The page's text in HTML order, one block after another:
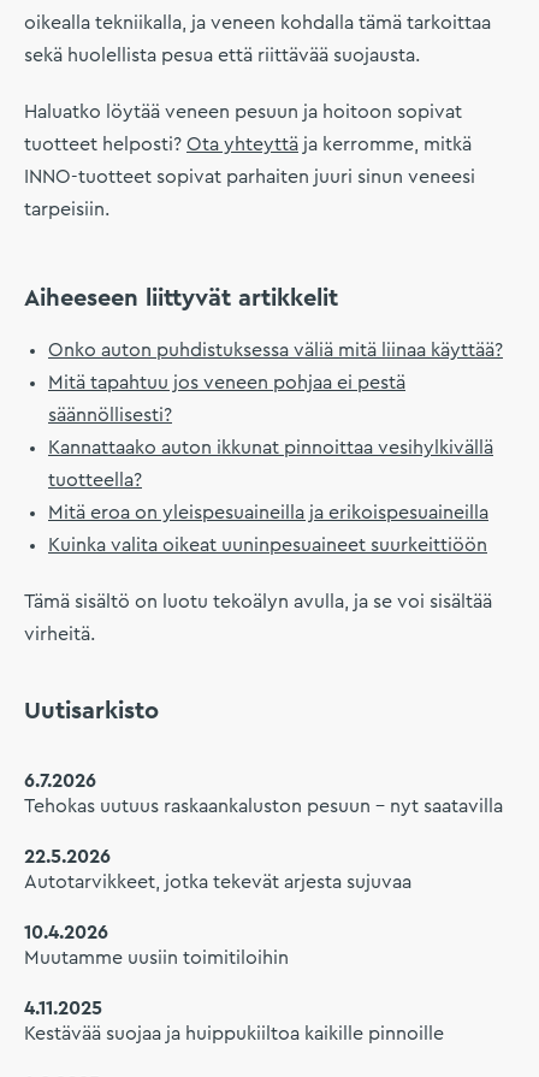
oikealla tekniikalla, ja veneen kohdalla tämä tarkoittaa
sekä huolellista pesua että riittävää suojausta.
Haluatko löytää veneen pesuun ja hoitoon sopivat
tuotteet helposti? Ota yhteyttä ja kerromme, mitkä
INNO-tuotteet sopivat parhaiten juuri sinun veneesi
tarpeisiin.
Aiheeseen liittyvät artikkelit
Onko auton puhdistuksessa väliä mitä liinaa käyttää?
Mitä tapahtuu jos veneen pohjaa ei pestä
säännöllisesti?
Kannattaako auton ikkunat pinnoittaa vesihylkivällä
tuotteella?
Mitä eroa on yleispesuaineilla ja erikoispesuaineilla
Kuinka valita oikeat uuninpesuaineet suurkeittiöön
Tämä sisältö on luotu tekoälyn avulla, ja se voi sisältää
virheitä.
Uutisarkisto
6.7.2026
Tehokas uutuus raskaankaluston pesuun – nyt saatavilla
22.5.2026
Autotarvikkeet, jotka tekevät arjesta sujuvaa
10.4.2026
Muutamme uusiin toimitiloihin
4.11.2025
Kestävää suojaa ja huippukiiltoa kaikille pinnoille